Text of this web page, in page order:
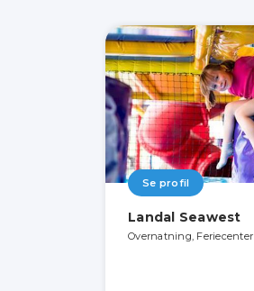
Se profil
Landal Seawest
Overnatning, Feriecenter